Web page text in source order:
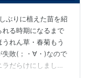
ぶりに植えた苗を紹
る時期になるまで
れん草・春菊もう
失敗(；・∀・)なので
だらけにしました